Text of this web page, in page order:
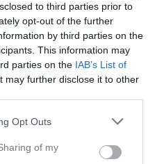
to third parties prior to
opt-out of the further
by third parties on the
This information may
parties on the IAB’s List of
may further disclose it to other
Opt Outs
of my